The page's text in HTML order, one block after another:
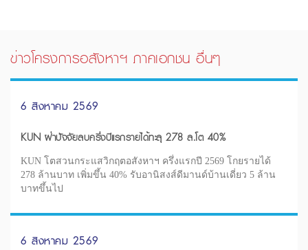
ข่าวโครงการอสังหาฯ ภาคเอกชน อื่นๆ
6 สิงหาคม 2569
KUN ฝ่าปัจจัยลบครึ่งปีแรกรายได้ทะลุ 278 ล.โต 40%
KUN โตสวนกระแสวิกฤตอสังหาฯ ครึ่งแรกปี 2569 โกยรายได้
278 ล้านบาท เพิ่มขึ้น 40% รับอานิสงส์ดีมานด์บ้านเดี่ยว 5 ล้าน
บาทขึ้นไป
6 สิงหาคม 2569